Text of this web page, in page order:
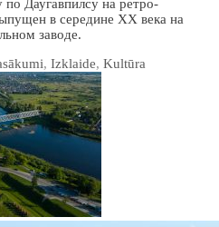
Даугавпилсу на ретро-
в середине XX века на
заводе.
, Izklaide, Kultūra